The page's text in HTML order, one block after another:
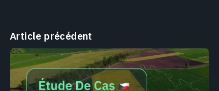
Article précédent